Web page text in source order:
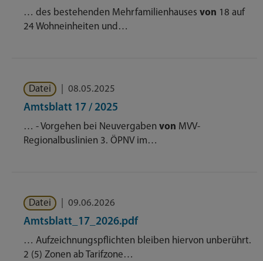
… des bestehenden Mehrfamilienhauses von 18 auf
24 Wohneinheiten und…
Datei 08.05.2025
Amtsblatt 17 / 2025
… - Vorgehen bei Neuvergaben von MVV-
Regionalbuslinien 3. ÖPNV im…
Datei 09.06.2026
Amtsblatt_17_2026.pdf
… Aufzeichnungspflichten bleiben hiervon unberührt.
2 (5) Zonen ab Tarifzone…